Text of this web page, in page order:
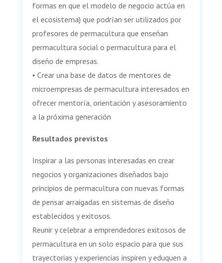
formas en que el modelo de negocio actúa en
el ecosistema) que podrían ser utilizados por
profesores de permacultura que enseñan
permacultura social o permacultura para el
diseño de empresas.
• Crear una base de datos de mentores de
microempresas de permacultura interesados en
ofrecer mentoría, orientación y asesoramiento
a la próxima generación
Resultados previstos
Inspirar a las personas interesadas en crear
negocios y organizaciones diseñados bajo
principios de permacultura con nuevas formas
de pensar arraigadas en sistemas de diseño
establecidos y exitosos.
Reunir y celebrar a emprendedores exitosos de
permacultura en un solo espacio para que sus
trayectorias y experiencias inspiren y eduquen a